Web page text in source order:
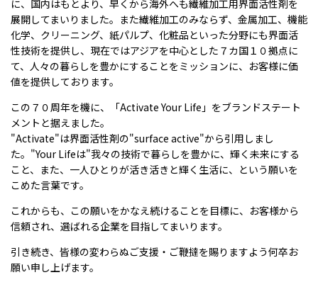
に、国内はもとより、早くから海外へも繊維加工用界面活性剤を
展開してまいりました。また繊維加工のみならず、金属加工、機能
化学、クリーニング、紙パルプ、化粧品といった分野にも界面活
性技術を提供し、現在ではアジアを中心とした７カ国１０拠点に
て、人々の暮らしを豊かにすることをミッションに、お客様に価
値を提供しております。
この７０周年を機に、「Activate Your Life」をブランドステート
メントと据えました。
"Activate"は界面活性剤の"surface active"から引用しまし
た。"Your Lifeは"我々の技術で暮らしを豊かに、輝く未来にする
こと、また、一人ひとりが活き活きと輝く生活に、という願いを
こめた言葉です。
これからも、この願いをかなえ続けることを目標に、お客様から
信頼され、選ばれる企業を目指してまいります。
引き続き、皆様の変わらぬご支援・ご鞭撻を賜りますよう何卒お
願い申し上げます。